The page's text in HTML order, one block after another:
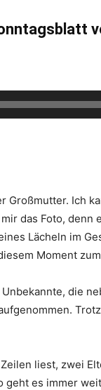
Großmutter. Ich
das Foto, denn
Lächeln im
Moment
die
liest, zwei
geht es immer